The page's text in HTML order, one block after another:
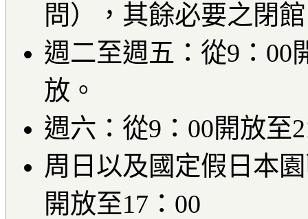
問），其餘必要之閉
週二至週五：從9：00
放。
週六：從9：00開放至
周日以及國定假日本
開放至17：00